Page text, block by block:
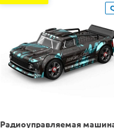
Радиоуправляемая